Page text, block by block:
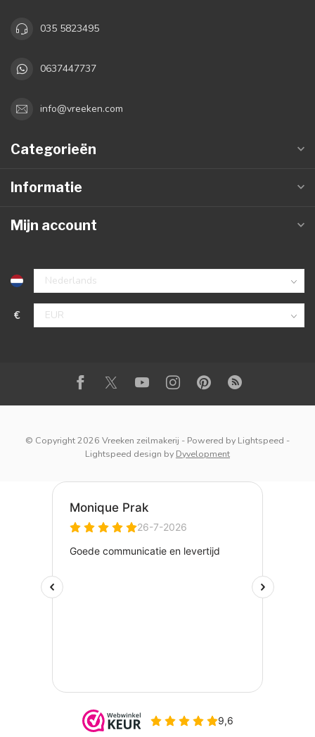
035 5823495
0637447737
info@vreeken.com
Categorieën
Informatie
Mijn account
€
© Copyright 2026 Vreeken zeilmakerij - Powered by Lightspeed -
Lightspeed design by Dyvelopment